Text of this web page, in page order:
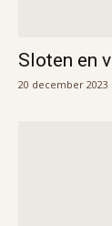
Sloten en
20 december 2023